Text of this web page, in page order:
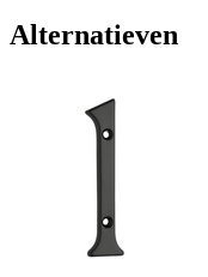
Alternatieven